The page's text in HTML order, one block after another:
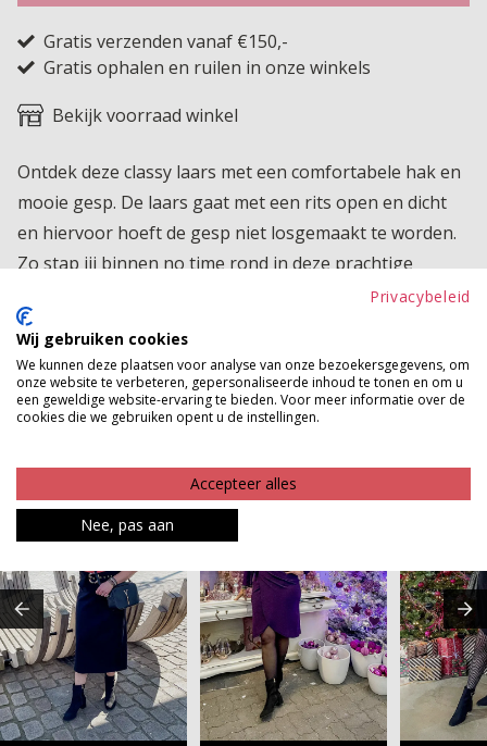
Gratis verzenden vanaf €150,-
Gratis ophalen en ruilen in onze winkels
Bekijk voorraad winkel
Ontdek deze classy laars met een comfortabele hak en
mooie gesp. De laars gaat met een rits open en dicht
en hiervoor hoeft de gesp niet losgemaakt te worden.
Zo stap jij binnen no time rond in deze prachtige
Product kenmerken
Betaalinformatie
Privacybeleid
Wij gebruiken cookies
We kunnen deze plaatsen voor analyse van onze bezoekersgegevens, om
onze website te verbeteren, gepersonaliseerde inhoud te tonen en om u
een geweldige website-ervaring te bieden. Voor meer informatie over de
cookies die we gebruiken opent u de instellingen.
Accepteer alles
Nee, pas aan